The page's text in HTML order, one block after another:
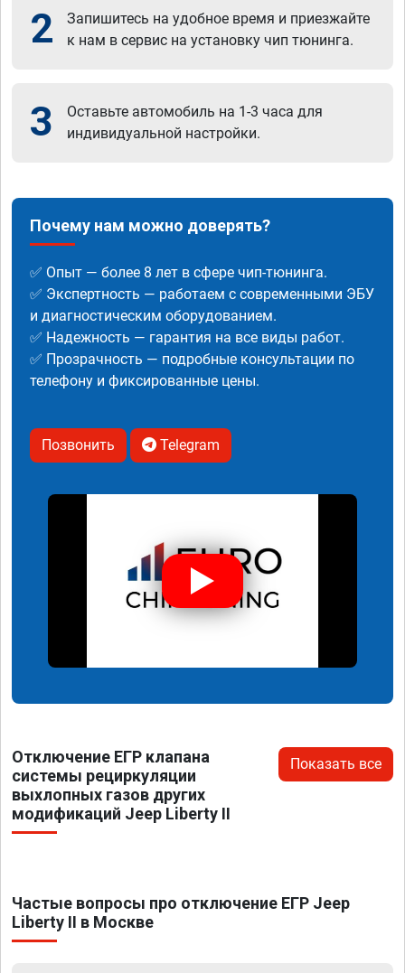
2
Запишитесь на удобное время и приезжайте
к нам в сервис на установку чип тюнинга.
3
Оставьте автомобиль на 1-3 часа для
индивидуальной настройки.
Почему нам можно доверять?
✅ Опыт — более 8 лет в сфере чип-тюнинга.
✅ Экспертность — работаем с современными ЭБУ
и диагностическим оборудованием.
✅ Надежность — гарантия на все виды работ.
✅ Прозрачность — подробные консультации по
телефону и фиксированные цены.
Позвонить Telegram
Отключение ЕГР клапана
системы рециркуляции
выхлопных газов других
модификаций Jeep Liberty II
Показать все
Частые вопросы про отключение ЕГР Jeep
Liberty II в Москве